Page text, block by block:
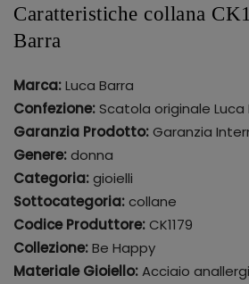
Caratteristiche collana
Barra
Marca:Luca Barra
Confezione:Scatola originale Luca
Garanzia Prodotto:Garanzia
Genere:donna
Categoria:gioielli
Sottocategoria:collane
Codice Produttore:CK1179
Collezione:Be Happy
Materiale Gioiello:Acciaio